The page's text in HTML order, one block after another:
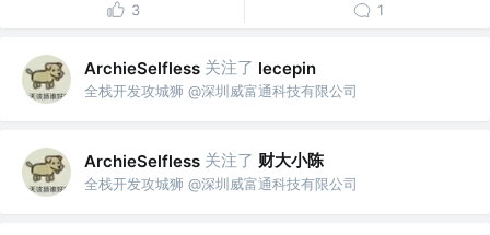
3 1
ArchieSelfless 关注了 lecepin
全栈开发攻城狮 @深圳威富通科技有限公司
ArchieSelfless 关注了 财大小陈
全栈开发攻城狮 @深圳威富通科技有限公司